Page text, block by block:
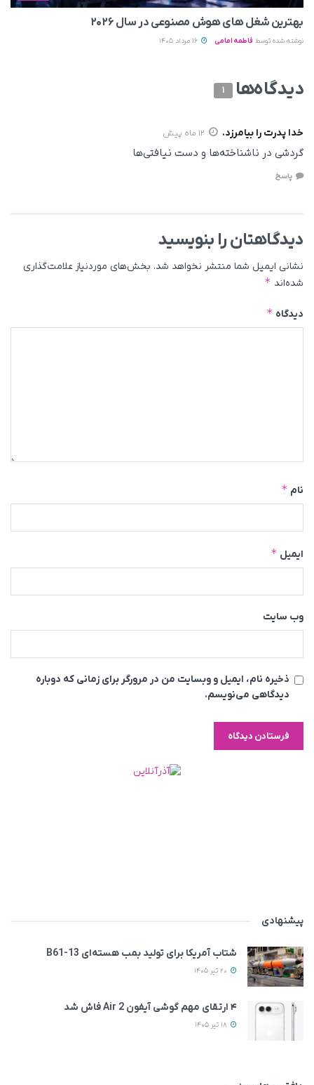
بهترین شغل های هوش مصنوعی در سال ۲۰۲۶
نوشته شده توسط فاطمه امامی
دیدگاه‌ها 1
خدا پدرت را بیامرزد. 12 ماه پیش
گردشی در ناشناخته‌ها و دست نیافتی‌ها
پاسخ
دیدگاهتان را بنویسید
نشانی ایمیل شما منتشر نخواهد شد. بخش‌های موردنیاز علامت‌گذاری
شده‌اند *
دیدگاه *
نام *
ایمیل *
وب‌ سایت
ذخیره نام، ایمیل و وبسایت من در مرورگر برای زمانی که دوباره
دیدگاهی می‌نویسم.
پیشنهادی
شتاب آمریکا برای تولید بمب هسته‌ای B61-13
۴ ارتقای مهم گوشی آیفون Air 2 فاش شد